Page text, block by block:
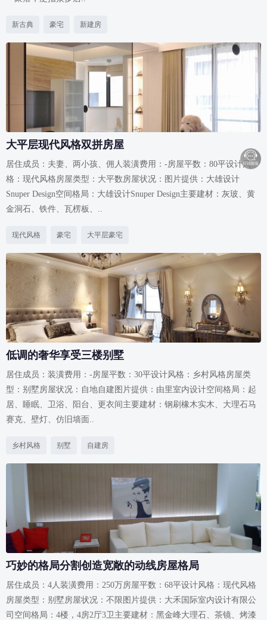
新古典 豪宅 新建房
大平层现代风格双拼房屋
居住成员：夫妻、两小孩、佣人装潢费用：-房屋平数：80平设计风
格：现代风格房屋类型：大平数房屋状况：图片提供：大雄设计
Snuper Design空间格局：大雄设计Snuper Design主要建材：灰玻、黄
金洞石、铁件、瓦楞板、..
现代风格 豪宅 大平层豪宅
低调的奢华享受三楼别墅
居住成员：装潢费用：-房屋平数：30平设计风格：乡村风格房屋类
型：别墅房屋状况：自地自建图片提供：由里室内设计空间格局：起
居、睡眠、卫浴、阳台、更衣间主要建材：钢刷橡木实木、大理石马
赛克、壁灯、仿旧墙面..
乡村风格 别墅 自建房
巧妙的格局分割创造宽敞的动线房屋格局
居住成员：4人装潢费用：250万房屋平数：68平设计风格：现代风格
房屋类型：别墅房屋状况：不限图片提供：大禾国际室内设计有限公
司空间格局：4楼，4房2厅3卫主要建材：黑金峰大理石、茶镜、烤漆